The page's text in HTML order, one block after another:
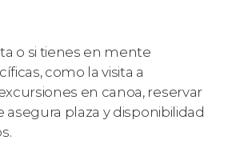
o si tienes en mente
como la visita a
en canoa, reservar
plaza y disponibilidad